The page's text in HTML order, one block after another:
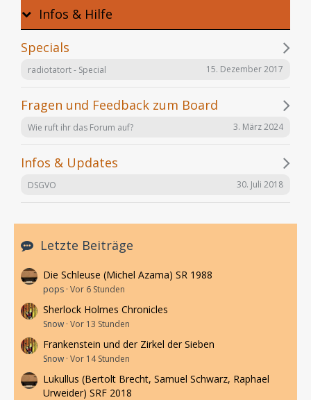
Infos & Hilfe
Specials
radiotatort - Special 15. Dezember 2017
Fragen und Feedback zum Board
Wie ruft ihr das Forum auf? 3. März 2024
Infos & Updates
DSGVO 30. Juli 2018
Letzte Beiträge
Die Schleuse (Michel Azama) SR 1988
pops Vor 6 Stunden
Sherlock Holmes Chronicles
Snow Vor 13 Stunden
Frankenstein und der Zirkel der Sieben
Snow Vor 14 Stunden
Lukullus (Bertolt Brecht, Samuel Schwarz, Raphael
Urweider) SRF 2018